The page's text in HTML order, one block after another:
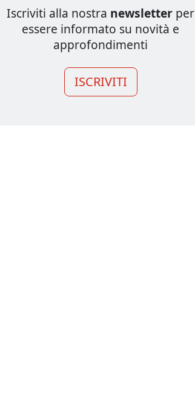
Iscriviti alla nostra newsletter per
essere informato su novità e
approfondimenti
ISCRIVITI